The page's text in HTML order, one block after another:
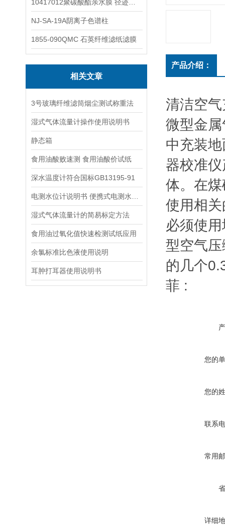
NJ-SA-19A阴离子色谱柱
1855-090QMC 石英纤维滤纸滤膜
相关文章
3号玻璃纤维滤筒烟尘测试称重法
湿式气体流量计操作使用说明书
静态箱
食用油酸败速测 食用油酸价试纸
深水温度计符合国标GB13195-91
湿式气体流量计的简易标定方法
食用油过氧化值快速检测试纸应用
余氯标准比色液使用说明
耳肿打耳器使用说明书
产品介绍：
清洁空
微型金
中充装
器校准
体。在
使用相
必须使
型空气
的几个
菲 :
您的
您的
联系
常用
详细